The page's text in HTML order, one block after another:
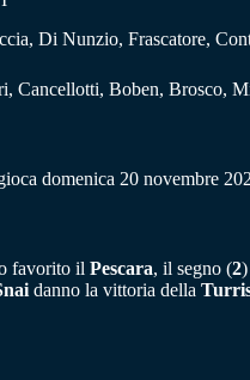
Di Nunzio, Frascatore,
Cancellotti, Boben, Brosco,
domenica 20 novembre
favorito il Pescara, il segno (2
danno la vittoria della